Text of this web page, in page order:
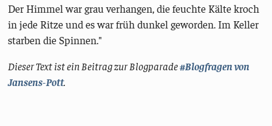
Der Himmel war grau verhangen, die feuchte Kälte kroch
in jede Ritze und es war früh dunkel geworden. Im Keller
starben die Spinnen."
Dieser Text ist ein Beitrag zur Blogparade#Blogfragen von
Jansens-Pott.